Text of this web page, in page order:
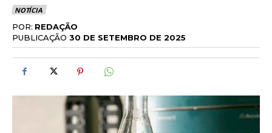
NOTÍCIA
POR: REDAÇÃO
PUBLICAÇÃO 30 DE SETEMBRO DE 2025